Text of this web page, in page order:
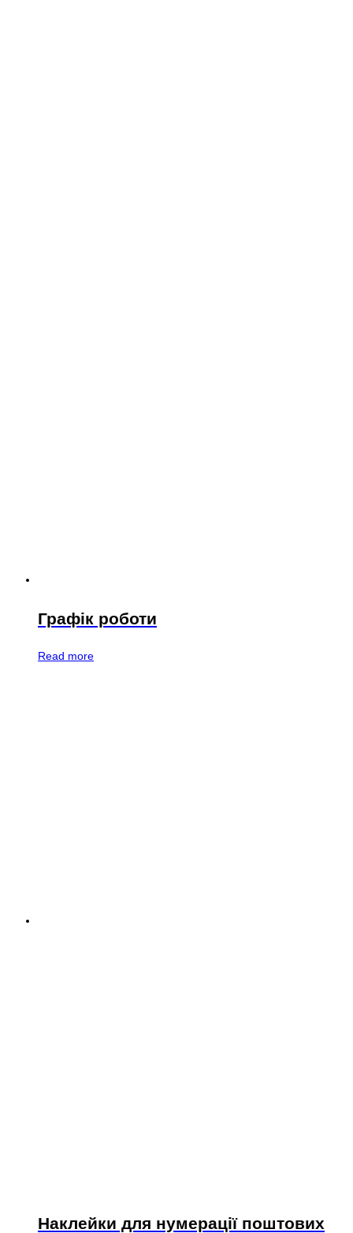
Графік роботи
Read more
Наклейки для нумерації поштових